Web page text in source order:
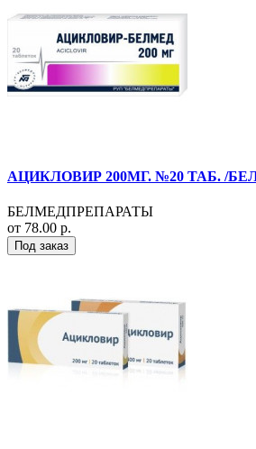
АЦИКЛОВИР 200МГ. №20 ТАБ. /
БЕЛМЕДПРЕПАРАТЫ
от 78.00 р.
Под заказ